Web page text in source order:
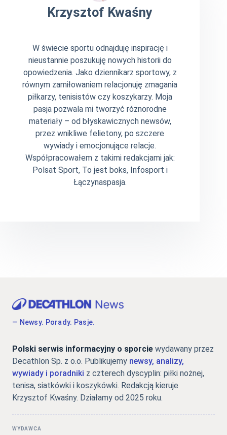
Krzysztof Kwaśny
W świecie sportu odnajduję inspirację i
nieustannie poszukuję nowych historii do
opowiedzenia. Jako dziennikarz sportowy, z
równym zamiłowaniem relacjonuję zmagania
piłkarzy, tenisistów czy koszykarzy. Moja
pasja pozwala mi tworzyć różnorodne
materiały – od błyskawicznych newsów,
przez wnikliwe felietony, po szczere
wywiady i emocjonujące relacje.
Współpracowałem z takimi redakcjami jak:
Polsat Sport, To jest boks, Infosport i
Łączynaspasja.
— Newsy. Porady. Pasje.
Polski serwis informacyjny o sporcie wydawany przez
Decathlon Sp. z o.o. Publikujemy newsy, analizy,
wywiady i poradniki z czterech dyscyplin: piłki nożnej,
tenisa, siatkówki i koszykówki. Redakcją kieruje
Krzysztof Kwaśny. Działamy od 2025 roku.
WYDAWCA